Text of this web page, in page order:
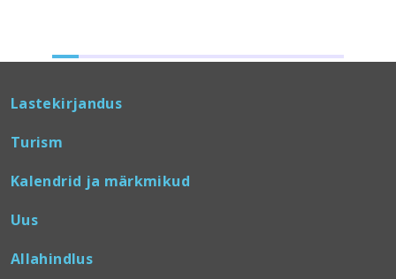
Lastekirjandus
Turism
Kalendrid ja märkmikud
Uus
Allahindlus